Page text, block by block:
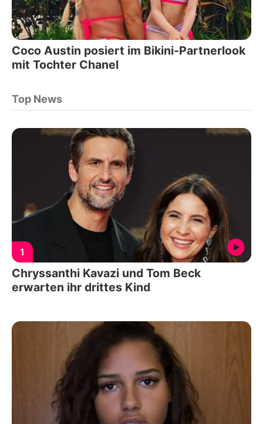
Coco Austin posiert im Bikini-Partnerlook
mit Tochter Chanel
Top News
1
Chryssanthi Kavazi und Tom Beck
erwarten ihr drittes Kind